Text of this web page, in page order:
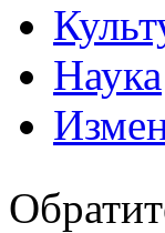
Наука